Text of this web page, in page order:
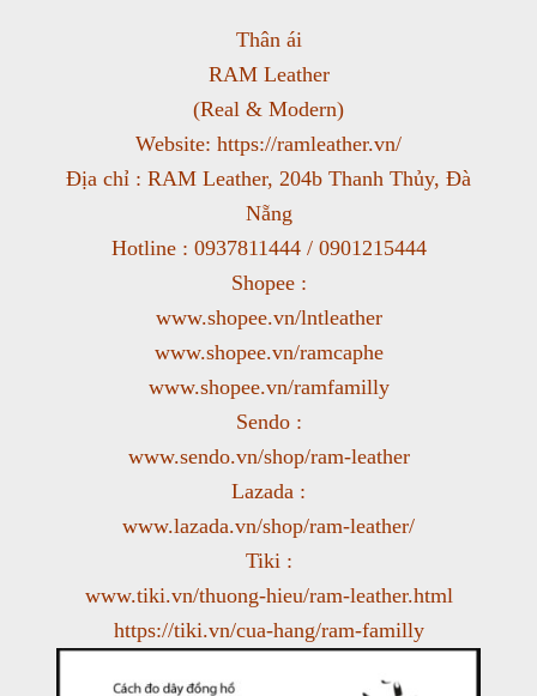
Thân ái
RAM Leather
(Real & Modern)
Website: https://ramleather.vn/
Địa chỉ : RAM Leather, 204b Thanh Thủy, Đà
Nẵng
Hotline : 0937811444 / 0901215444
Shopee :
www.shopee.vn/lntleather
www.shopee.vn/ramcaphe
www.shopee.vn/ramfamilly
Sendo :
www.sendo.vn/shop/ram-leather
Lazada :
www.lazada.vn/shop/ram-leather/
Tiki :
www.tiki.vn/thuong-hieu/ram-leather.html
https://tiki.vn/cua-hang/ram-familly